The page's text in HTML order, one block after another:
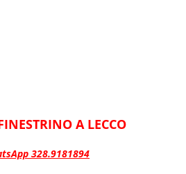
A LECCO
328.9181894